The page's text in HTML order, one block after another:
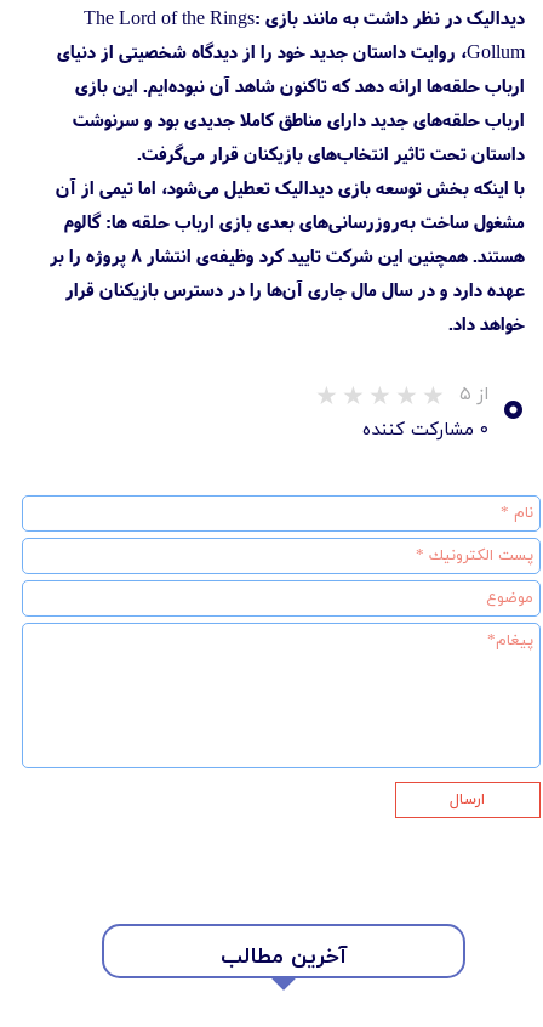
دیدالیک در نظر داشت به مانند بازی The Lord of the Rings:
Gollum، روایت داستان جدید خود را از دیدگاه شخصیتی از دنیای
ارباب حلقه‌ها ارائه دهد که تاکنون شاهد آن نبوده‌ایم. این بازی
ارباب حلقه‌های جدید دارای مناطق کاملا جدیدی بود و سرنوشت
داستان تحت تاثیر انتخاب‌های بازیکنان قرار می‌گرفت.
با اینکه بخش توسعه بازی دیدالیک تعطیل می‌شود، اما تیمی از آن
مشغول ساخت به‌روزرسانی‌های بعدی بازی ارباب حلقه ها: گالوم
هستند. همچنین این شرکت تایید کرد وظیفه‌ی انتشار ۸ پروژه را بر
عهده دارد و در سال مال جاری آن‌ها را در دسترس بازیکنان قرار
خواهد داد.
۰ از ۵
۰ مشارکت کننده
آخرین مطالب
ارسال